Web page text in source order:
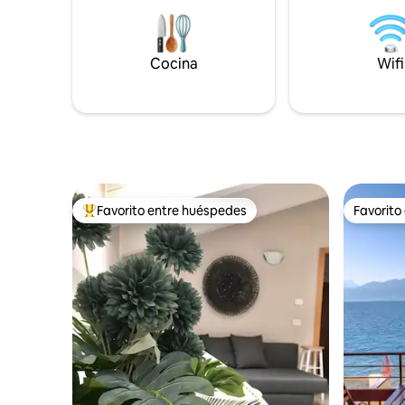
muchos deportes. Los amplios espacios
abiertos garantizan maravillosas vistas de
las montañas y un clima fresco incluso en
verano, ya que el valle está
para
¡Elige
Cocina Wifi
Favorito entre huéspedes preferido
Favorito entre huéspedes